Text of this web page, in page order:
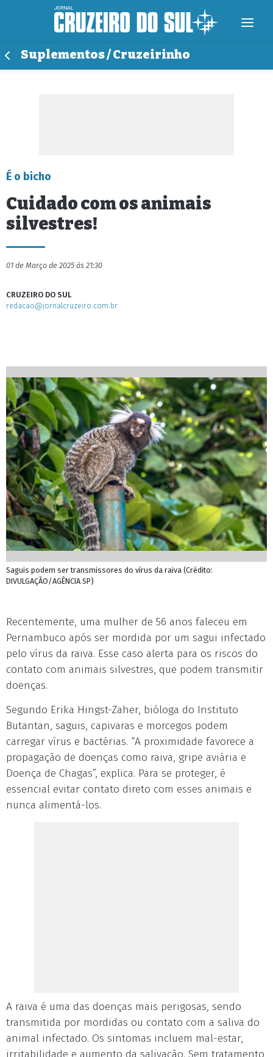
Suplementos / Cruzeirinho
É o bicho
Cuidado com os animais
silvestres!
01 de Março de 2025 às 21:30
CRUZEIRO DO SUL
redacao@jornalcruzeiro.com.br
Saguis podem ser transmissores do vírus da raiva (Crédito:
DIVULGAÇÃO/AGÊNCIA SP)
Recentemente, uma mulher de 56 anos faleceu em
Pernambuco após ser mordida por um sagui infectado
pelo vírus da raiva. Esse caso alerta para os riscos do
contato com animais silvestres, que podem transmitir
doenças.
Segundo Erika Hingst-Zaher, bióloga do Instituto
Butantan, saguis, capivaras e morcegos podem
carregar vírus e bactérias. “A proximidade favorece a
propagação de doenças como raiva, gripe aviária e
Doença de Chagas”, explica. Para se proteger, é
essencial evitar contato direto com esses animais e
nunca alimentá-los.
A raiva é uma das doenças mais perigosas, sendo
transmitida por mordidas ou contato com a saliva do
animal infectado. Os sintomas incluem mal-estar,
irritabilidade e aumento da salivação. Sem tratamento